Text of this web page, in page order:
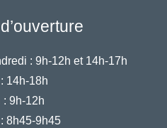
: 9h-12h et 14h-17h
14h-18h
: 9h-12h
8h45-9h45